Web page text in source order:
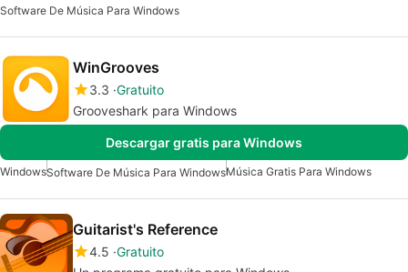
Software De Música Para Windows
WinGrooves
3.3 Gratuito
Grooveshark para Windows
Descargar gratis para Windows
WindowsSoftware De Música Para WindowsMúsica Gratis Para Windows
Guitarist's Reference
4.5 Gratuito